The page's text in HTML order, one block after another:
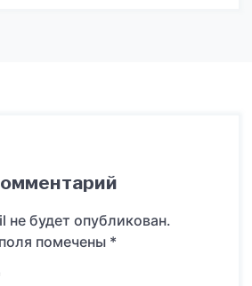
не будет опубликован.
помечены *